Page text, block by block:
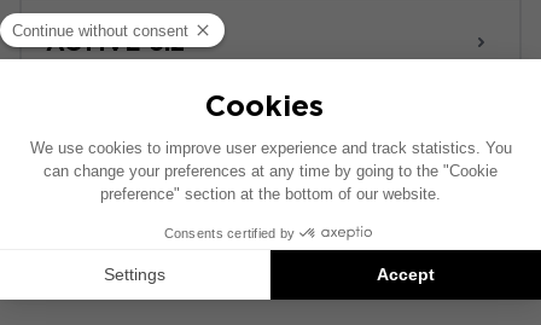
ACTIVE 6.2
Este esquema de instalación se ha realizado
sobre la base de un vehículo equipado con un
sistema de audio original de fábrica. Si tu
vehículo dispone de una opción hi-fi específica,
la ubicación de los elementos presentados en
este esquema puede variar.